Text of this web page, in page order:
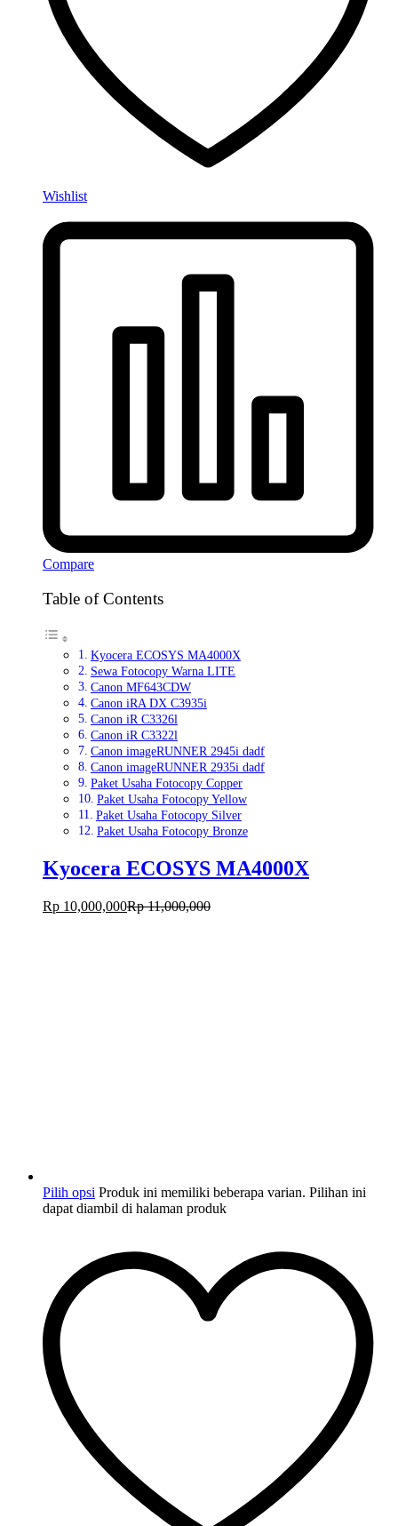
Wishlist
Compare
Table of Contents
Kyocera ECOSYS MA4000X
Sewa Fotocopy Warna LITE
Canon MF643CDW
Canon iRA DX C3935i
Canon iR C3326l
Canon iR C3322l
Canon imageRUNNER 2945i dadf
Canon imageRUNNER 2935i dadf
Paket Usaha Fotocopy Copper
Paket Usaha Fotocopy Yellow
Paket Usaha Fotocopy Silver
Paket Usaha Fotocopy Bronze
Kyocera ECOSYS MA4000X
Rp 10,000,000Rp11,000,000
Pilih opsi Produk ini memiliki beberapa varian. Pilihan ini
dapat diambil di halaman produk